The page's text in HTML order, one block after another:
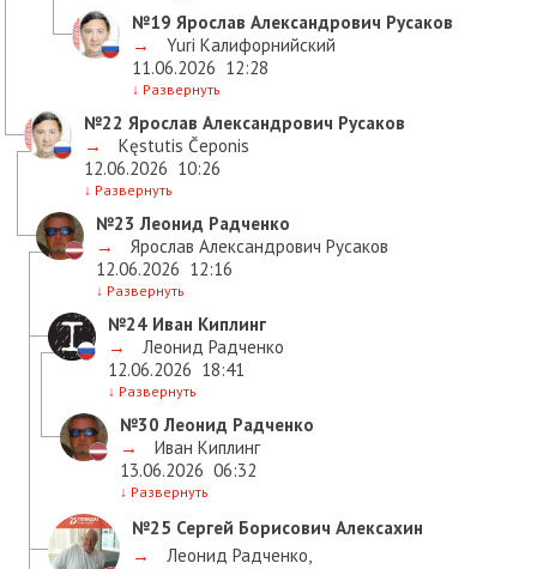
№19 Ярослав Александрович Русаков
→
Yuri Калифорнийский
11.06.2026 12:28
↓ Развернуть
№22 Ярослав Александрович Русаков
→
Kęstutis Čeponis
12.06.2026 10:26
↓ Развернуть
№23 Леонид Радченко
→
Ярослав Александрович Русаков
12.06.2026 12:16
↓ Развернуть
№24 Иван Киплинг
→
Леонид Радченко
12.06.2026 18:41
↓ Развернуть
№30 Леонид Радченко
→
Иван Киплинг
13.06.2026 06:32
↓ Развернуть
№25 Сергей Борисович Алексахин
→
Леонид Радченко,